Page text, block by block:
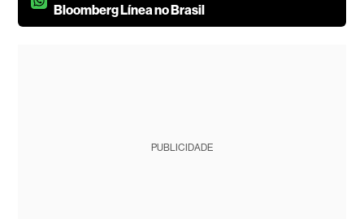
Bloomberg Línea no Brasil
PUBLICIDADE